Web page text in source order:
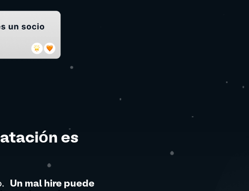
es
Un mal hire puede